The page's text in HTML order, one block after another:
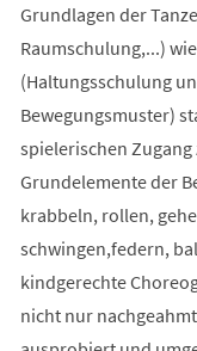
Grundlagen der
Raumschulung,...)
(Haltungsschulung
Bewegungsmuster)
spielerischen Zugang
Grundelemente der
krabbeln, rollen,
schwingen,federn,
kindgerechte
nicht nur